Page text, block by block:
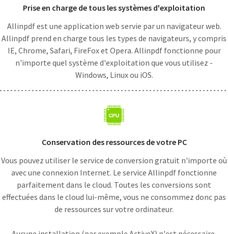
Prise en charge de tous les systèmes d'exploitation
Allinpdf est une application web servie par un navigateur web.
Allinpdf prend en charge tous les types de navigateurs, y compris
IE, Chrome, Safari, FireFox et Opera. Allinpdf fonctionne pour
n'importe quel système d'exploitation que vous utilisez -
Windows, Linux ou iOS.
Conservation des ressources de votre PC
Vous pouvez utiliser le service de conversion gratuit n'importe où
avec une connexion Internet. Le service Allinpdf fonctionne
parfaitement dans le cloud. Toutes les conversions sont
effectuées dans le cloud lui-même, vous ne consommez donc pas
de ressources sur votre ordinateur.